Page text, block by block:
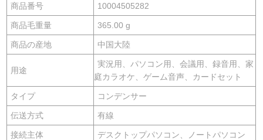
商品番号 10004505282
商品毛重量 365.00 g
商品の産地 中国大陸
用途
実況用、パソコン用、会議用、録音用、家
庭カラオケ、ゲーム音声、カードセット
タイプ コンデンサー
伝送方式 有線
接続主体 デスクトップパソコン、ノートパソコン